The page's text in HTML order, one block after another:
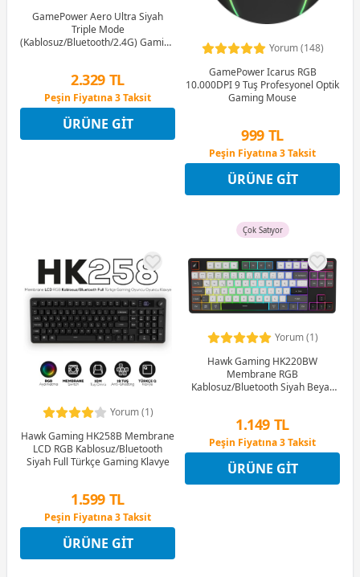
GamePower Aero Ultra Siyah
Triple Mode
(Kablosuz/Bluetooth/2.4G) Gaming
2.329 TL
Peşin Fiyatına 3 Taksit
12 Ay x 274 TL taksitle
Peşin Fiyatına 3 Taksit
ÜRÜNE GIT
Yorum (148)
GamePower Icarus RGB
10.000DPI 9 Tuş Profesyonel Optik
Gaming Mouse
999 TL
Peşin Fiyatına 3 Taksit
12 Ay x 118 TL taksitle
Peşin Fiyatına 3 Taksit
ÜRÜNE GIT
Yorum (1)
Hawk Gaming HK258B Membrane
LCD RGB Kablosuz/Bluetooth
Siyah Full Türkçe Gaming Klavye
1.599 TL
Peşin Fiyatına 3 Taksit
12 Ay x 188 TL taksitle
Peşin Fiyatına 3 Taksit
ÜRÜNE GIT
Çok Satıyor
Yorum (1)
Hawk Gaming HK220BW
Membrane RGB
Kablosuz/Bluetooth Siyah Beyaz
1.149 TL
Peşin Fiyatına 3 Taksit
12 Ay x 135 TL taksitle
Peşin Fiyatına 3 Taksit
ÜRÜNE GIT